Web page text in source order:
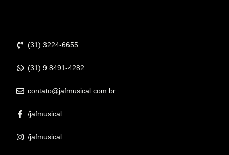
(31) 3224-6655
(31) 9 8491-4282
contato@jafmusical.com.br
/jafmusical
/jafmusical